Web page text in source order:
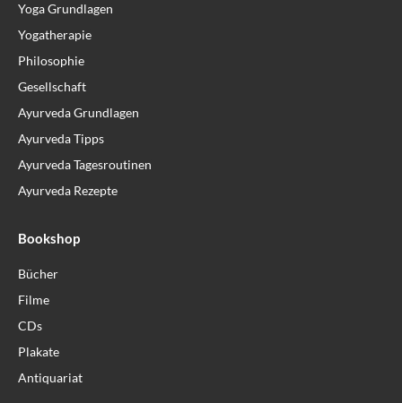
Yoga Grundlagen
Yogatherapie
Philosophie
Gesellschaft
Ayurveda Grundlagen
Ayurveda Tipps
Ayurveda Tagesroutinen
Ayurveda Rezepte
Bookshop
Bücher
Filme
CDs
Plakate
Antiquariat